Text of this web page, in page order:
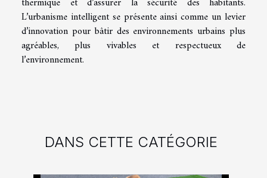
L’urbanisme intelligent se présente ainsi comme un levier
d’innovation pour bâtir des environnements urbains plus
agréables, plus vivables et respectueux de
l’environnement.
DANS CETTE CATÉGORIE